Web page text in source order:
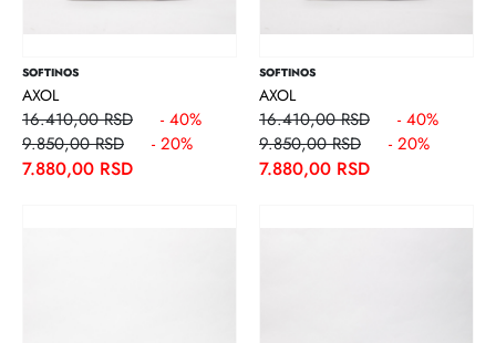
SOFTINOS
AXOL
16.410,00 RSD
- 40%
9.850,00 RSD
- 20%
7.880,00 RSD
SOFTINOS
AXOL
16.410,00 RSD
- 40%
9.850,00 RSD
- 20%
7.880,00 RSD